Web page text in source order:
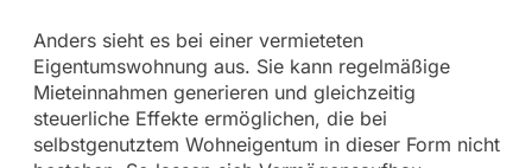
Anders sieht es bei einer vermieteten
Eigentumswohnung aus. Sie kann regelmäßige
Mieteinnahmen generieren und gleichzeitig
steuerliche Effekte ermöglichen, die bei
selbstgenutztem Wohneigentum in dieser Form nicht